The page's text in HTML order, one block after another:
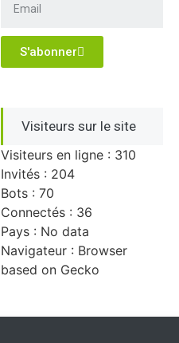
S'abonner
Visiteurs sur le site
Visiteurs en ligne : 310
Invités : 204
Bots : 70
Connectés : 36
Pays : No data
Navigateur : Browser
based on Gecko